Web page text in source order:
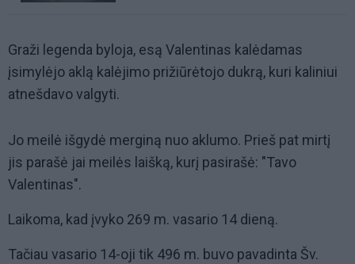
Graži legenda byloja, esą Valentinas kalėdamas
įsimylėjo aklą kalėjimo prižiūrėtojo dukrą, kuri kaliniui
atnešdavo valgyti.
Jo meilė išgydė merginą nuo aklumo. Prieš pat mirtį
jis parašė jai meilės laišką, kurį pasirašė: "Tavo
Valentinas".
Laikoma, kad įvyko 269 m. vasario 14 dieną.
Tačiau vasario 14-oji tik 496 m. buvo pavadinta Šv.